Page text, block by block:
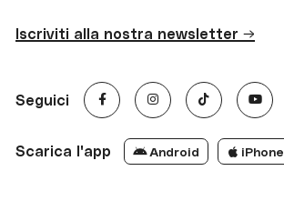
Iscriviti alla nostra newsletter →
Seguici
Scarica l'app Android iPhone